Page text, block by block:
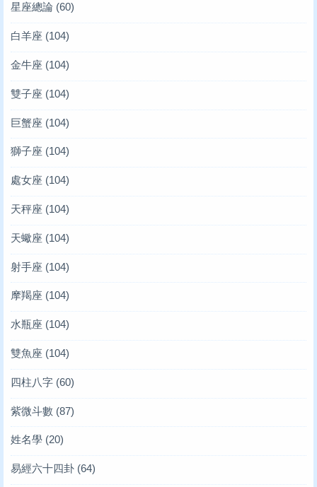
星座總論 (60)
白羊座 (104)
金牛座 (104)
雙子座 (104)
巨蟹座 (104)
獅子座 (104)
處女座 (104)
天秤座 (104)
天蠍座 (104)
射手座 (104)
摩羯座 (104)
水瓶座 (104)
雙魚座 (104)
四柱八字 (60)
紫微斗數 (87)
姓名學 (20)
易經六十四卦 (64)